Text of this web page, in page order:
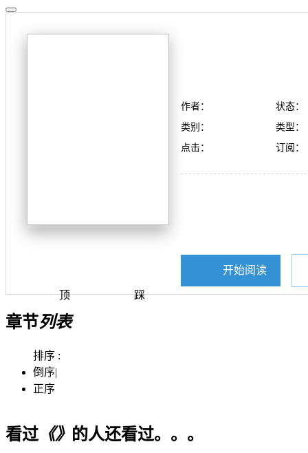
顶 踩
作者：
状态：
类别：
类型：
点击：
订阅：
开始阅读
章节列表
排序 :
倒序|
正序
看过《》 的人还看过。。。